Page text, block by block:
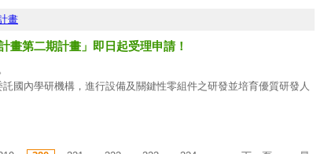
畫
畫第二期計畫」即日起受理申請！
國內學研機構，進行設備及關鍵性零組件之研發並培育優質研發人